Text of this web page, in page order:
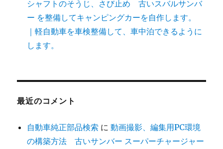
シャフトのそうじ、さび止め 古いスバルサンバ
ー を整備してキャンピングカーを自作します。
｜軽自動車を車検整備して、車中泊できるように
します。
最近のコメント
自動車純正部品検索 に動画撮影、編集用PC環境
の構築方法 古いサンバー スーパーチャージャー